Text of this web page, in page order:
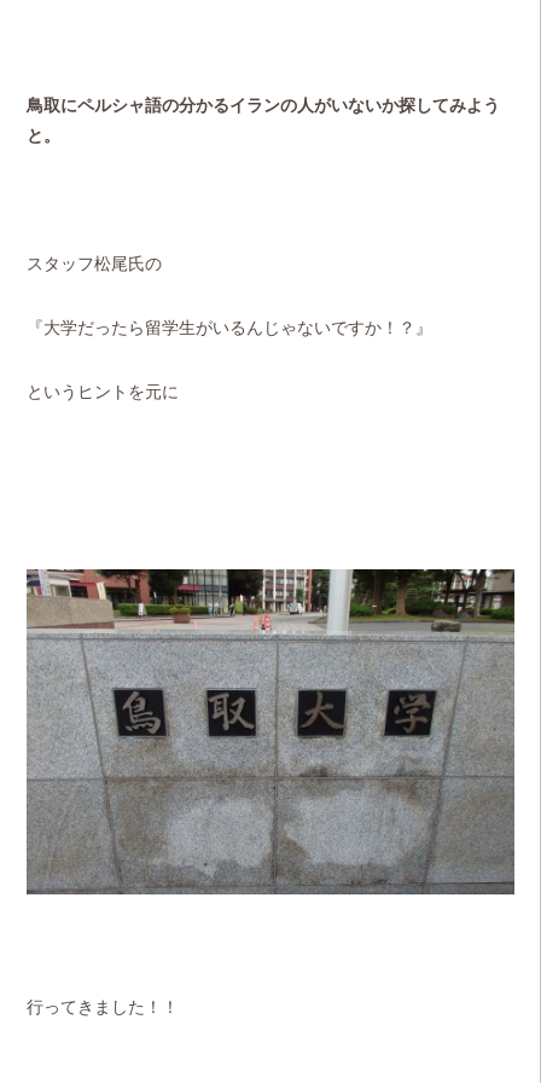
鳥取にペルシャ語の分かるイランの人がいないか探してみよう
と。
スタッフ松尾氏の
『大学だったら留学生がいるんじゃないですか！？』
というヒントを元に
行ってきました！！